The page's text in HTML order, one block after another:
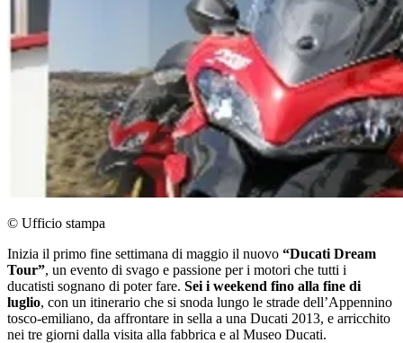
© Ufficio stampa
Inizia il primo fine settimana di maggio il nuovo “Ducati Dream
Tour”, un evento di svago e passione per i motori che tutti i
ducatisti sognano di poter fare. Sei i weekend fino alla fine di
luglio, con un itinerario che si snoda lungo le strade dell’Appennino
tosco-emiliano, da affrontare in sella a una Ducati 2013, e arricchito
nei tre giorni dalla visita alla fabbrica e al Museo Ducati.